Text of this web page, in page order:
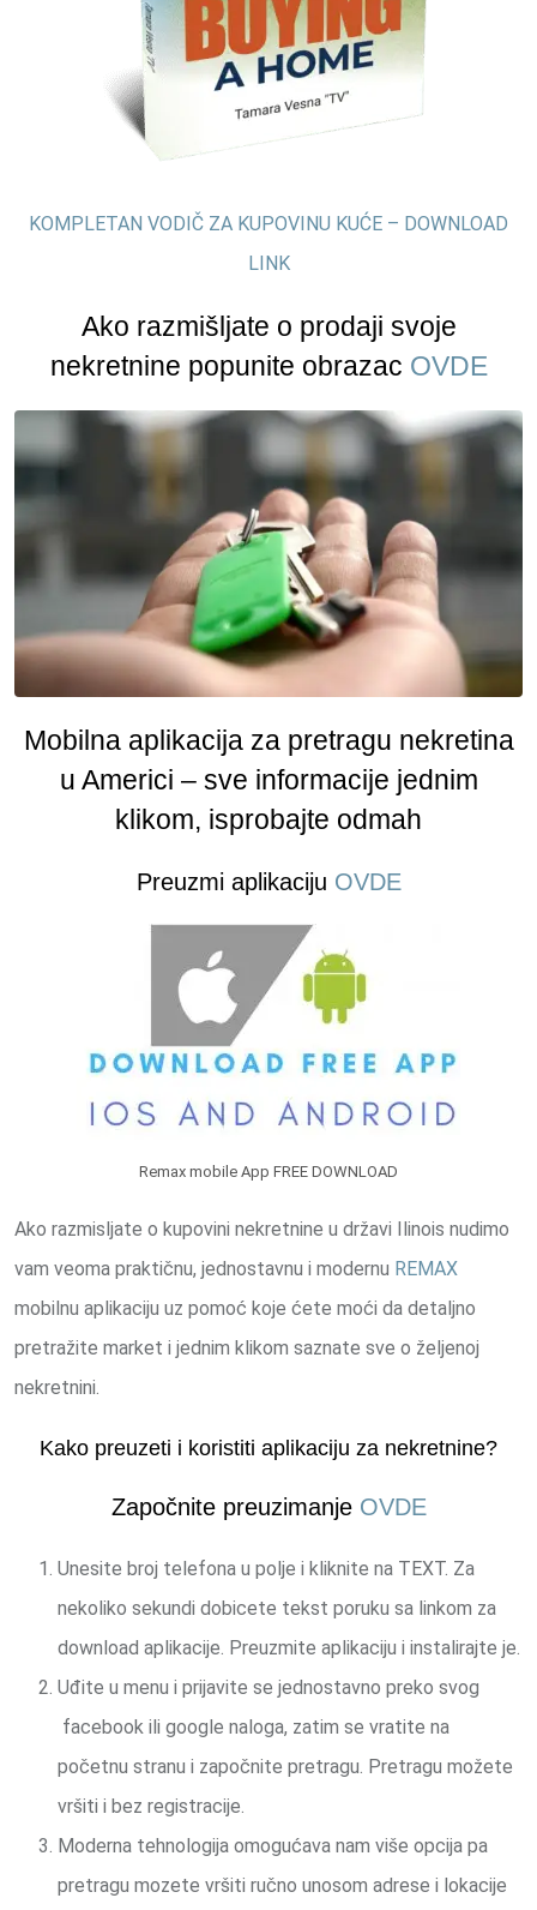
KOMPLETAN VODIČ ZA KUPOVINU KUĆE – DOWNLOAD
LINK
Ako razmišljate o prodaji svoje
nekretnine popunite obrazac OVDE
Mobilna aplikacija za pretragu nekretina
u Americi – sve informacije jednim
klikom, isprobajte odmah
Preuzmi aplikaciju OVDE
Remax mobile App FREE DOWNLOAD
Ako razmisljate o kupovini nekretnine u državi Ilinois nudimo
vam veoma praktičnu, jednostavnu i modernu REMAX
mobilnu aplikaciju uz pomoć koje ćete moći da detaljno
pretražite market i jednim klikom saznate sve o željenoj
nekretnini.
Kako preuzeti i koristiti aplikaciju za nekretnine?
Započnite preuzimanje OVDE
Unesite broj telefona u polje i kliknite na TEXT. Za
nekoliko sekundi dobicete tekst poruku sa linkom za
download aplikacije. Preuzmite aplikaciju i instalirajte je.
Uđite u menu i prijavite se jednostavno preko svog
facebook ili google naloga, zatim se vratite na
početnu stranu i započnite pretragu. Pretragu možete
vršiti i bez registracije.
Moderna tehnologija omogućava nam više opcija pa
pretragu mozete vršiti ručno unosom adrese i lokacije